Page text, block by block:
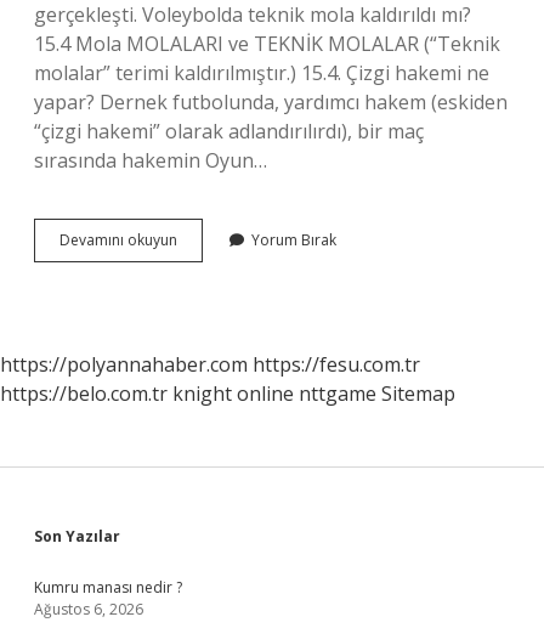
gerçekleşti. Voleybolda teknik mola kaldırıldı mı?
15.4 Mola MOLALARI ve TEKNİK MOLALAR (“Teknik
molalar” terimi kaldırılmıştır.) 15.4. Çizgi hakemi ne
yapar? Dernek futbolunda, yardımcı hakem (eskiden
“çizgi hakemi” olarak adlandırılırdı), bir maç
sırasında hakemin Oyun…
Devamını okuyun Voleybolda
Çizgi
Yorum Bırak
https://polyannahaber.com https://fesu.com.tr
https://belo.com.tr knight online nttgame Sitemap
Sidebar
Son Yazılar
Kumru manası nedir ?
Ağustos 6, 2026